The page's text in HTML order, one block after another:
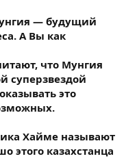
— будущий
А Вы как
что Мунгия
суперзвездой
это
Хайме называют
этого казахстанца